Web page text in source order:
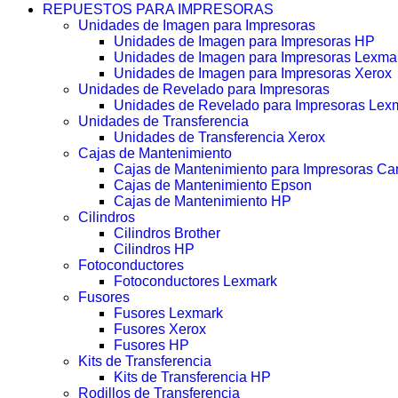
REPUESTOS PARA IMPRESORAS
Unidades de Imagen para Impresoras
Unidades de Imagen para Impresoras HP
Unidades de Imagen para Impresoras
Unidades de Imagen para Impresoras Xerox
Unidades de Revelado para Impresoras
Unidades de Revelado para Impresoras
Unidades de Transferencia
Unidades de Transferencia Xerox
Cajas de Mantenimiento
Cajas de Mantenimiento para Impresoras
Cajas de Mantenimiento Epson
Cajas de Mantenimiento HP
Cilindros
Cilindros Brother
Cilindros HP
Fotoconductores
Fotoconductores Lexmark
Fusores
Fusores Lexmark
Fusores Xerox
Fusores HP
Kits de Transferencia
Kits de Transferencia HP
Rodillos de Transferencia